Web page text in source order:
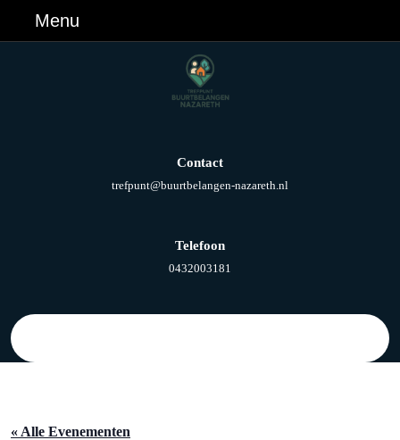
Menu
Contact
trefpunt@buurtbelangen-nazareth.nl
Telefoon
0432003181
« Alle Evenementen